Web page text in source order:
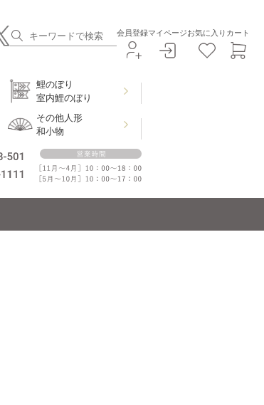
会員登録マイページお気に入り カート
鯉のぼり
室内鯉のぼり
その他人形
和小物